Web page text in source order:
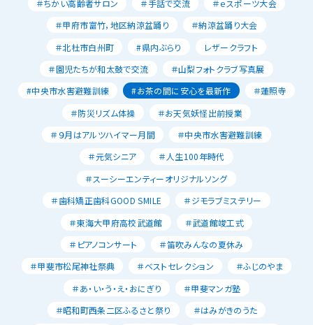
＃ちかい高齢者サロン
＃手話で交流
＃ｅスポーツ大会
＃甲府市富竹，地区納涼盆踊り
＃納涼盆踊り大会
＃北杜市白州町
#県内ぶらり
レザークラフト
＃園児たちが和太鼓で交流
＃山梨フォトクラブ写真展
#中央市水害避難訓練
#お茶の間に安心を最新作
＃蓮照寺
＃防災リズム体操
＃お天気妖怪出前授業
＃９月はアルツハイマー月間
＃中央市水害避難訓練
＃元気シニア
＃人生100年時代
＃スーシーエンティーオリジナルソング
＃歯科矯正歯科GOOD SMILE
＃ジモラブミステリー
＃東海大甲府高校武道館
＃武道館竣工式
＃ピアノコンサート
＃笛吹みんなの夏休み
＃甲斐市松尾神社祭典
＃ベストセレクション
＃ふじのやま
＃あ・い・う・え・おにぎり
＃甲斐マンガ塾
＃昭和町西条二区ふるさと祭り
＃はみがきのうた